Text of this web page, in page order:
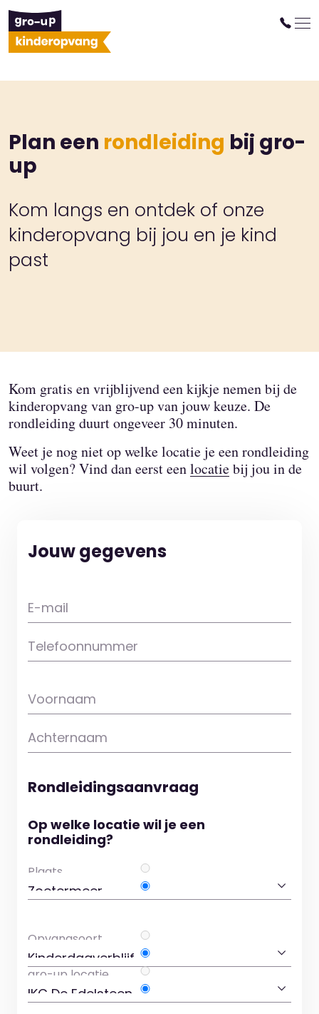
Plan een rondleiding bij gro-
up
Kom langs en ontdek of onze
kinderopvang bij jou en je kind
past
Kom gratis en vrijblijvend een kijkje nemen bij de
kinderopvang van gro-up van jouw keuze. De
rondleiding duurt ongeveer 30 minuten.
Weet je nog niet op welke locatie je een rondleiding
wil volgen? Vind dan eerst eenlocatiebij jou in de
buurt.
Jouw gegevens
E-mail
Telefoonnummer
Voornaam
Achternaam
Rondleidingsaanvraag
Op welke locatie wil je een
rondleiding?